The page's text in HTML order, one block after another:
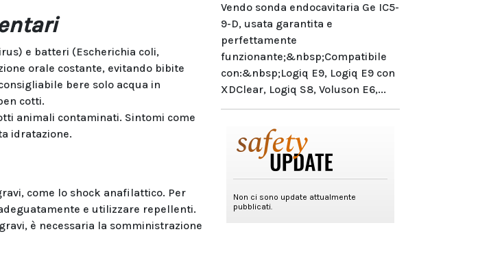
e batteri (Escherichia coli,
orale costante, evitando bibite
bere solo acqua in
cotti.
animali contaminati. Sintomi come
idratazione.
come lo shock anafilattico. Per
e utilizzare repellenti.
è necessaria la somministrazione
Vendo sonda endocavitaria Ge IC5-
9-D, usata garantita e
perfettamente
funzionante;&nbsp;Compatibile
con:&nbsp;Logiq E9, Logiq E9 con
XDClear, Logiq S8, Voluson E6,...